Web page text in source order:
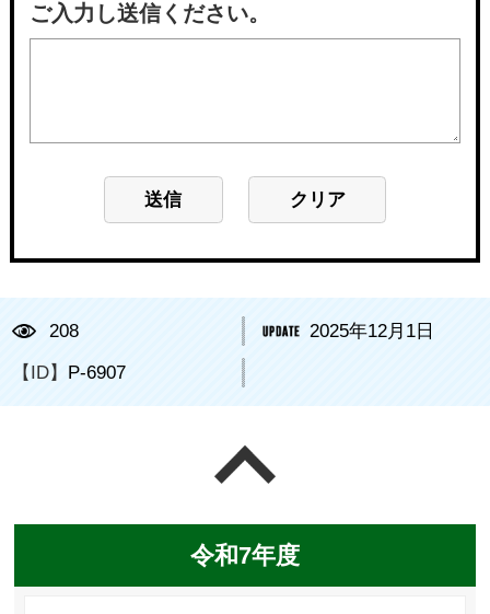
ご入力し送信ください。
208 2025年12月1日
【ID】 P-6907
令和7年度